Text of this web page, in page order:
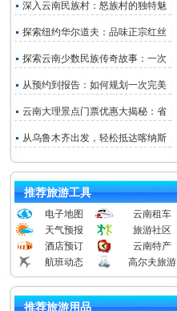
深入云南民族村：怒族村的独特魅
探索纽约华尔道夫：品味正宗红丝
探索云南少数民族传奇故事：一次
从预约到报告：如何规划一次完美
云南大理景点门票优惠大揭秘：省
从乌鲁木齐出发，轻松抵达喀纳斯
推荐旅游工具
电子地图
云南租车
天气预报
旅游社区
酒店预订
云南特产
航班动态
高尔夫旅游
推荐旅游用品